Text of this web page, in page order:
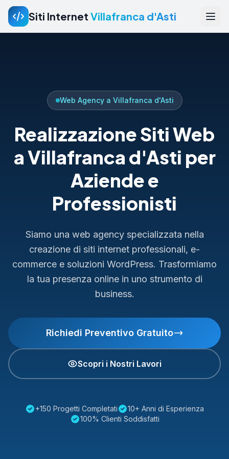
Siti Internet Villafranca d'Asti
Web Agency a Villafranca d'Asti
Realizzazione Siti Web
a Villafranca d'Asti per
Aziende e
Professionisti
Siamo una web agency specializzata nella
creazione di siti internet professionali, e-
commerce e soluzioni WordPress. Trasformiamo
la tua presenza online in uno strumento di
business.
Richiedi Preventivo Gratuito
Scopri i Nostri Lavori
+150 Progetti Completati
10+ Anni di Esperienza
100% Clienti Soddisfatti